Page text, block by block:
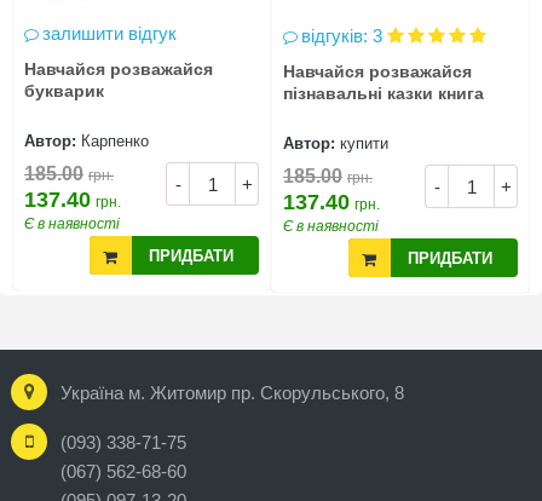
залишити відгук
Навчайся розважайся
букварик
Автор: Карпенко
- +
185.00 грн.
137.40 грн.
Є в наявності
ПРИДБАТИ
відгуків: 3
Навчайся розважайся
пізнавальні казки книга
Автор: купити
- +
185.00 грн.
137.40 грн.
Є в наявності
ПРИДБАТИ
Україна м. Житомир пр. Скорульського, 8
(093) 338-71-75
(067) 562-68-60